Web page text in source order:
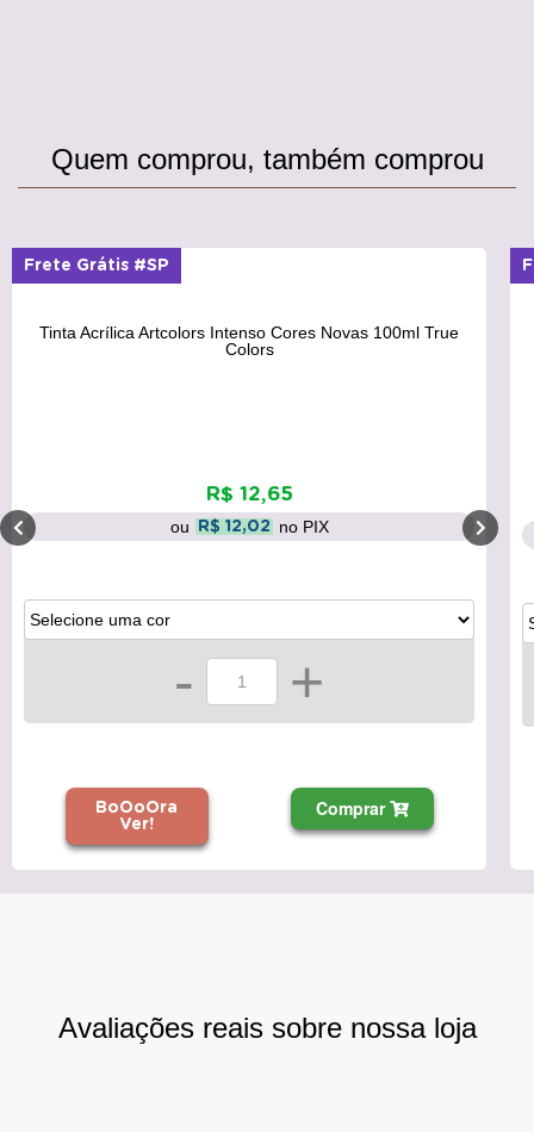
Quem comprou, também comprou
Tinta Acrílica Artcolors Intenso Cores Novas 100ml True
Colors
R$ 12,65
ou R$ 12,02 no PIX
- +
BoOoOra
Ver!
Comprar
Frete Grátis #SP
Avaliações reais sobre nossa loja